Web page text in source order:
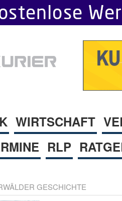
WIRTSCHAFT
RLP
GESCHICHTE